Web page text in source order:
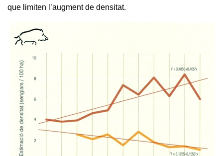
que limiten l’augment de densitat.